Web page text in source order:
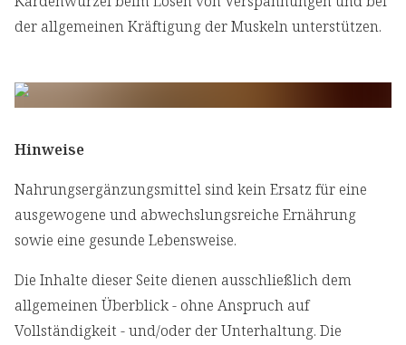
der allgemeinen Kräftigung der Muskeln unterstützen.
Hinweise
Nahrungsergänzungsmittel sind kein Ersatz für eine
ausgewogene und abwechslungsreiche Ernährung
sowie eine gesunde Lebensweise.
Die Inhalte dieser Seite dienen ausschließlich dem
allgemeinen Überblick - ohne Anspruch auf
Vollständigkeit - und/oder der Unterhaltung. Die